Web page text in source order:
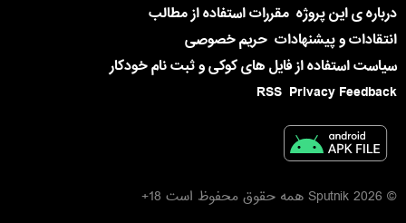
درباره ی این پروژه مقررات استفاده از مطالب
انتقادات و پیشنهادات حریم خصوصی
سیاست استفاده از فایل های کوکی و ثبت نام خودکار
Privacy Feedback
RSS
© 2026 Sputnik همه حقوق محفوظ است 18+